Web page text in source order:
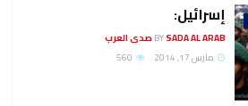
إسرائيل:
BYSADA AL ARAB صدى العرب
مارس 17, 2014